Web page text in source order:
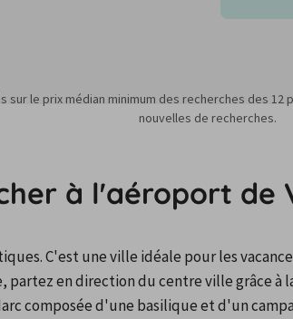
sur le prix médian minimum des recherches des
nouvelles de recherches.
à l'aéroport de
C'est une ville idéale pour les
partez en direction du centre ville grâce à
composée d'une basilique et d'un